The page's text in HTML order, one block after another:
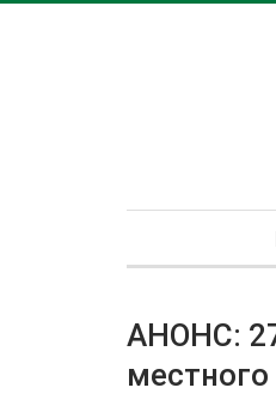
АНОНС: